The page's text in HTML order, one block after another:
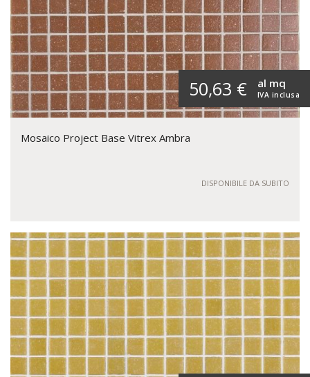
50,63 € IVA inclusa
al mq
Mosaico Project Base Vitrex Ambra
DISPONIBILE DA SUBITO